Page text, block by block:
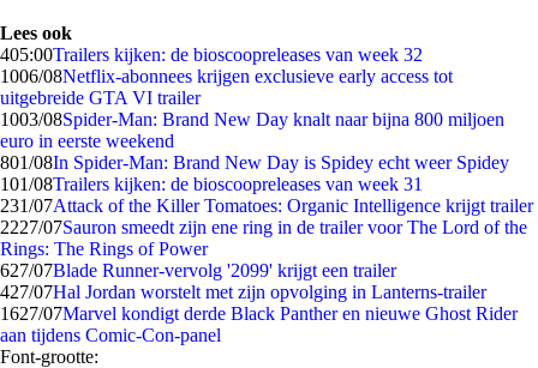
Lees ook
405:00Trailers kijken: de bioscoopreleases van week 32
1006/08Netflix-abonnees krijgen exclusieve early access tot
uitgebreide GTA VI trailer
1003/08Spider-Man: Brand New Day knalt naar bijna 800 miljoen
euro in eerste weekend
801/08In Spider-Man: Brand New Day is Spidey echt weer Spidey
101/08Trailers kijken: de bioscoopreleases van week 31
231/07Attack of the Killer Tomatoes: Organic Intelligence krijgt trailer
2227/07Sauron smeedt zijn ene ring in de trailer voor The Lord of the
Rings: The Rings of Power
627/07Blade Runner-vervolg '2099' krijgt een trailer
427/07Hal Jordan worstelt met zijn opvolging in Lanterns-trailer
1627/07Marvel kondigt derde Black Panther en nieuwe Ghost Rider
aan tijdens Comic-Con-panel
Font-grootte: